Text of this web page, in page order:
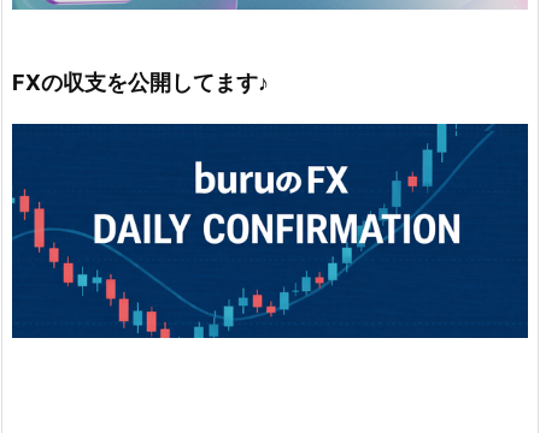
FXの収支を公開してます♪